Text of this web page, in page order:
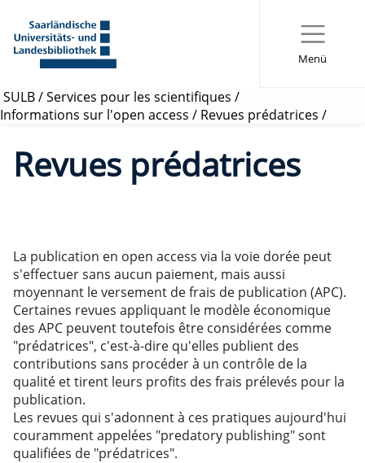
Menü
SULB/Services pour les scientifiques /
Informations sur l'open access / Revues prédatrices /
Revues prédatrices
La publication en open access via la voie dorée peut
s'effectuer sans aucun paiement, mais aussi
moyennant le versement de frais de publication (APC).
Certaines revues appliquant le modèle économique
des APC peuvent toutefois être considérées comme
"prédatrices", c'est-à-dire qu'elles publient des
contributions sans procéder à un contrôle de la
qualité et tirent leurs profits des frais prélevés pour la
publication.
Les revues qui s'adonnent à ces pratiques aujourd'hui
couramment appelées "predatory publishing" sont
qualifiées de "prédatrices".